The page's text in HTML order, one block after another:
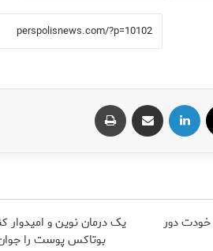
لینکدین اشتراک گذاری از طریق ایمیل
خودت دور
یک درمان نوین و امیدوار
بوتاکس پوست را